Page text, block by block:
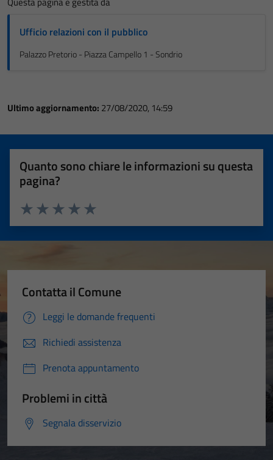
Ufficio relazioni con il pubblico
Palazzo Pretorio - Piazza Campello 1 - Sondrio
Ultimo aggiornamento: 27/08/2020, 14:59
Quanto sono chiare le informazioni su questa
pagina?
Valuta 5 stelle su 5
Valuta 4 stelle su 5
Valuta 3 stelle su 5
Valuta 2 stelle su 5
Valuta 1 stelle su 5
Contatta il Comune
Leggi le domande frequenti
Richiedi assistenza
Prenota appuntamento
Problemi in città
Segnala disservizio